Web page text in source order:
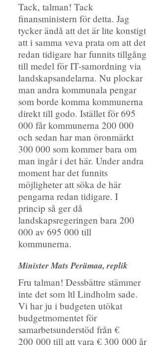
Tack, talman! Tack
finansministern för detta. Jag
tycker ändå att det är lite konstigt
att i samma veva prata om att det
redan tidigare har funnits tillgång
till medel för IT-samordning via
landskapsandelarna. Nu plockar
man andra kommunala pengar
som borde komma kommunerna
direkt till godo. Istället för 695
000 får kommunerna 200 000
och sedan har man öronmärkt
300 000 som kommer bara om
man ingår i det här. Under andra
moment har det funnits
möjligheter att söka de här
pengarna redan tidigare. I
princip så ger då
landskapsregeringen bara 200
000 av 695 000 till
kommunerna.
Minister Mats Perämaa, replik
Fru talman! Dessbättre stämmer
inte det som ltl Lindholm sade.
Vi har ju i budgeten utökat
budgetmomentet för
samarbetsunderstöd från €
200 000 till att vara € 300 000 år